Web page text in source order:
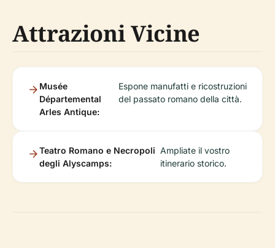
Attrazioni Vicine
Musée
Départemental
Arles Antique:
Espone manufatti e ricostruzioni
del passato romano della città.
Teatro Romano e Necropoli
degli Alyscamps:
Ampliate il vostro
itinerario storico.